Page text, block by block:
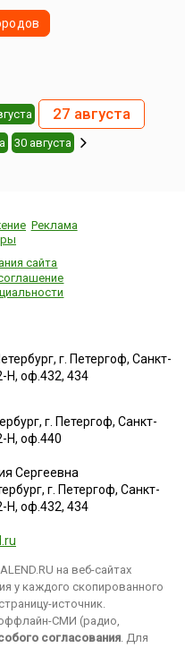
27 августа
30 августа
Реклама
сайта
г. Петергоф, Санкт-
Н, оф.432, 434
г. Петергоф, Санкт-
Н, оф.440
Сергеевна
г. Петергоф, Санкт-
Н, оф.432, 434
на веб-сайтах
у каждого скопированного
источник.
СМИ (радио,
согласования. Для